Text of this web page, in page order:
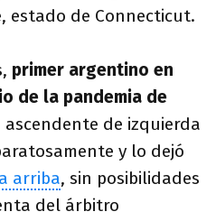
estado de Connecticut.
primer argentino en
de la pandemia de
ascendente de izquierda
y lo dejó
arriba, sin posibilidades
del árbitro